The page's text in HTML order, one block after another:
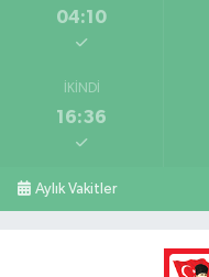
04:10
İKINDI
16:36
Aylık Vakitler